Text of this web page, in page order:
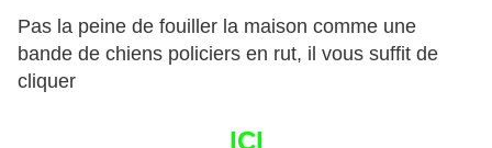
Pas la peine de fouiller la maison comme une
bande de chiens policiers en rut, il vous suffit de
cliquer
ICI